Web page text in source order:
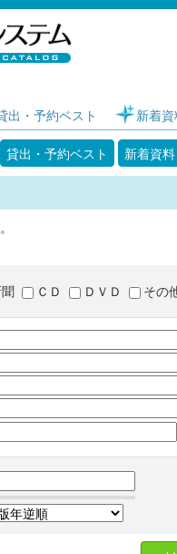
札幌市図書館 蔵
出・予約ベスト 新着資
貸出・予約ベスト 新着資料
ＣＤ ＤＶＤ その